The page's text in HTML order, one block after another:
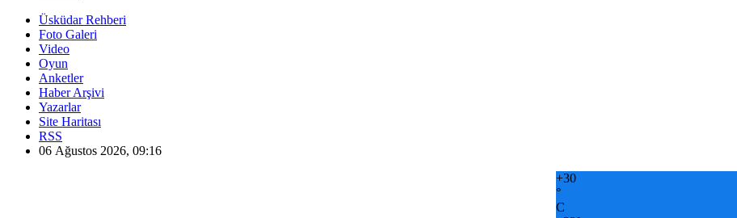
Üsküdar Rehberi
Foto Galeri
Video
Oyun
Anketler
Haber Arşivi
Yazarlar
Site Haritası
RSS
06 Ağustos 2026, 09:16
+30
°
C